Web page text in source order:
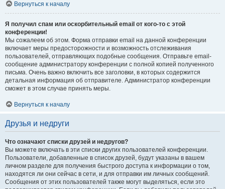
Вернуться к началу
Я получил спам или оскорбительный email от кого-то с этой
конференции!
Мы сожалеем об этом. Форма отправки email на данной конференции
включает меры предосторожности и возможность отслеживания
пользователей, отправляющих подобные сообщения. Отправьте email-
сообщение администратору конференции с полной копией полученного
письма. Очень важно включить все заголовки, в которых содержится
детальная информация об отправителе. Администратор конференции
сможет в этом случае принять меры.
Вернуться к началу
Друзья и недруги
Что означают списки друзей и недругов?
Вы можете включать в эти списки других пользователей конференции.
Пользователи, добавленные в список друзей, будут указаны в вашем
личном разделе для получения быстрого доступа к информации о том,
находятся ли они сейчас в сети, и для отправки им личных сообщений.
Сообщения от этих пользователей также могут выделяться, если это